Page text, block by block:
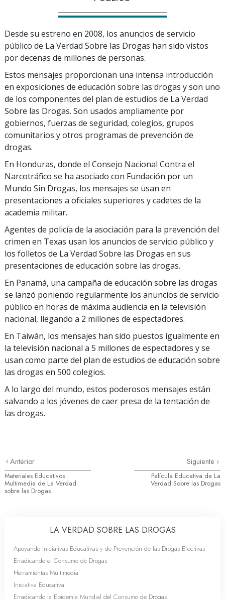
Desde su estreno en 2008, los anuncios de servicio
público de La Verdad Sobre las Drogas han sido vistos
por decenas de millones de personas.
Estos mensajes proporcionan una intensa introducción
en exposiciones de educación sobre las drogas y son uno
de los componentes del plan de estudios de La Verdad
Sobre las Drogas. Son usados ampliamente por
gobiernos, fuerzas de seguridad, colegios, grupos
comunitarios y otros programas de prevención de
drogas.
En Honduras, donde el Consejo Nacional Contra el
Narcotráfico se ha asociado con Fundación por un
Mundo Sin Drogas, los mensajes se usan en
presentaciones a oficiales superiores y cadetes de la
academia militar.
Agentes de policía de la asociación para la prevención del
crimen en Texas usan los anuncios de servicio público y
los folletos de La Verdad Sobre las Drogas en sus
presentaciones de educación sobre las drogas.
En Panamá, una campaña de educación sobre las drogas
se lanzó poniendo regularmente los anuncios de servicio
público en horas de máxima audiencia en la televisión
nacional, llegando a 2 millones de espectadores.
En Taiwán, los mensajes han sido puestos igualmente en
la televisión nacional a 5 millones de espectadores y se
usan como parte del plan de estudios de educación sobre
las drogas en 500 colegios.
A lo largo del mundo, estos poderosos mensajes están
salvando a los jóvenes de caer presa de la tentación de
las drogas.
Anterior
Materiales Educativos
Multimedia de La Verdad
sobre las Drogas
Siguiente
Película Educativa de La
Verdad Sobre las Drogas
LA VERDAD SOBRE LAS DROGAS
Apoyando Iniciativas Educativas y de Prevención de las Drogas Efectivas
Erradicando el Consumo de Drogas
Herramientas Multimedia
Iniciativa Educativa
Erradicando la Epidemia Mundial del Consumo de Drogas